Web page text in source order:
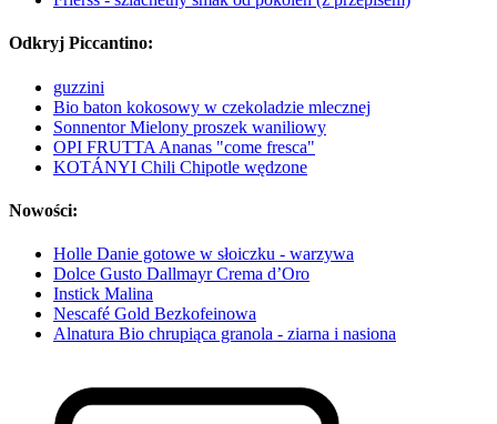
Odkryj Piccantino:
guzzini
Bio baton kokosowy w czekoladzie mlecznej
Sonnentor Mielony proszek waniliowy
OPI FRUTTA Ananas "come fresca"
KOTÁNYI Chili Chipotle wędzone
Nowości:
Holle Danie gotowe w słoiczku - warzywa
Dolce Gusto Dallmayr Crema d’Oro
Instick Malina
Nescafé Gold Bezkofeinowa
Alnatura Bio chrupiąca granola - ziarna i nasiona